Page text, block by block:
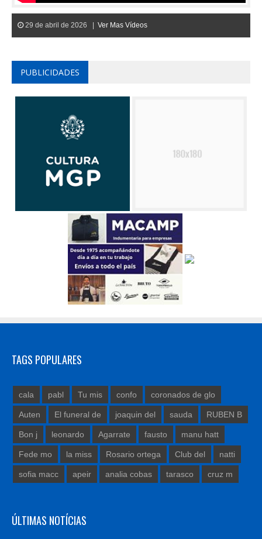
29 de abril de 2026 | Ver Mas Vídeos
PUBLICIDADES
TAGS POPULARES
cala pabl Tu mis confo coronados de glo
Auten El funeral de joaquin del sauda RUBEN B
Bon j leonardo Agarrate fausto manu hatt
Fede mo la miss Rosario ortega Club del natti
sofia macc apeir analia cobas tarasco cruz m
ÚLTIMAS NOTÍCIAS